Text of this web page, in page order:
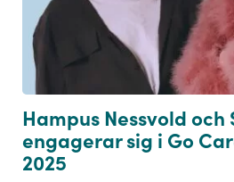
Hampus Nessvold
engagerar sig i Go
2025